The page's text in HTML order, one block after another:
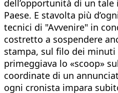
dell’opportunità di un tale
Paese. E stavolta più
tecnici di "Avvenire" in
costretto a sospendere
stampa, sul filo dei minuti
primeggiava lo «scoop»
coordinate di un
ogni cronista impara